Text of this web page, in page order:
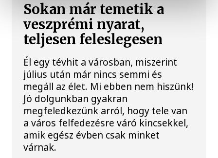
Sokan már temetik a
veszprémi nyarat,
teljesen feleslegesen
Él egy tévhit a városban, miszerint
július után már nincs semmi és
megáll az élet. Mi ebben nem hiszünk!
Jó dolgunkban gyakran
megfeledkezünk arról, hogy tele van
a város felfedezésre váró kincsekkel,
amik egész évben csak minket
várnak.